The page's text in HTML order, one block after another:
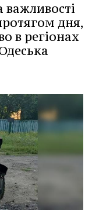
дня,
в регіонах